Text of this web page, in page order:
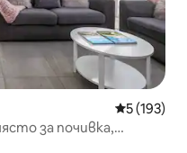
Средна
5 (193)
за почивка,